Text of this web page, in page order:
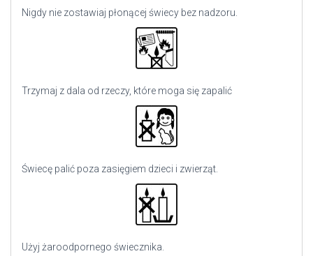
Nigdy nie zostawiaj płonącej świecy bez nadzoru.
Trzymaj z dala od rzeczy, które moga się zapalić
Świecę palić poza zasięgiem dzieci i zwierząt.
Użyj żaroodpornego świecznika.